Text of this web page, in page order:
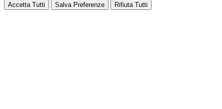
Accetta Tutti Salva Preferenze Rifiuta Tutti